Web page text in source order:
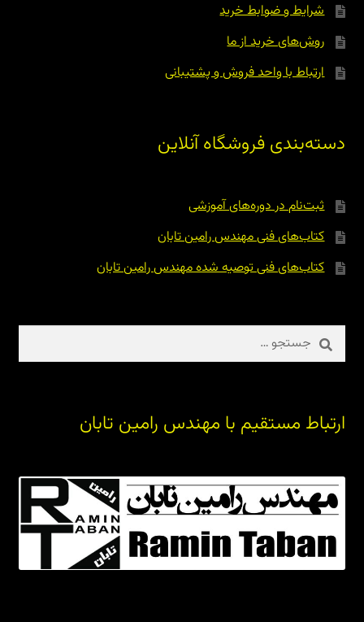
شرایط و ضوابط خرید
روش‌های خرید از ما
ارتباط با واحد فروش و پشتیبانی
دسته‌بندی فروشگاه آنلاین
ثبت‌نام در دوره‌های آموزشی
کتاب‌های فنی مهندس رامین تابان
کتاب‌های فنی توصیه شده مهندس رامین تابان
جستجو
برای:
ارتباط مستقیم با مهندس رامین تابان